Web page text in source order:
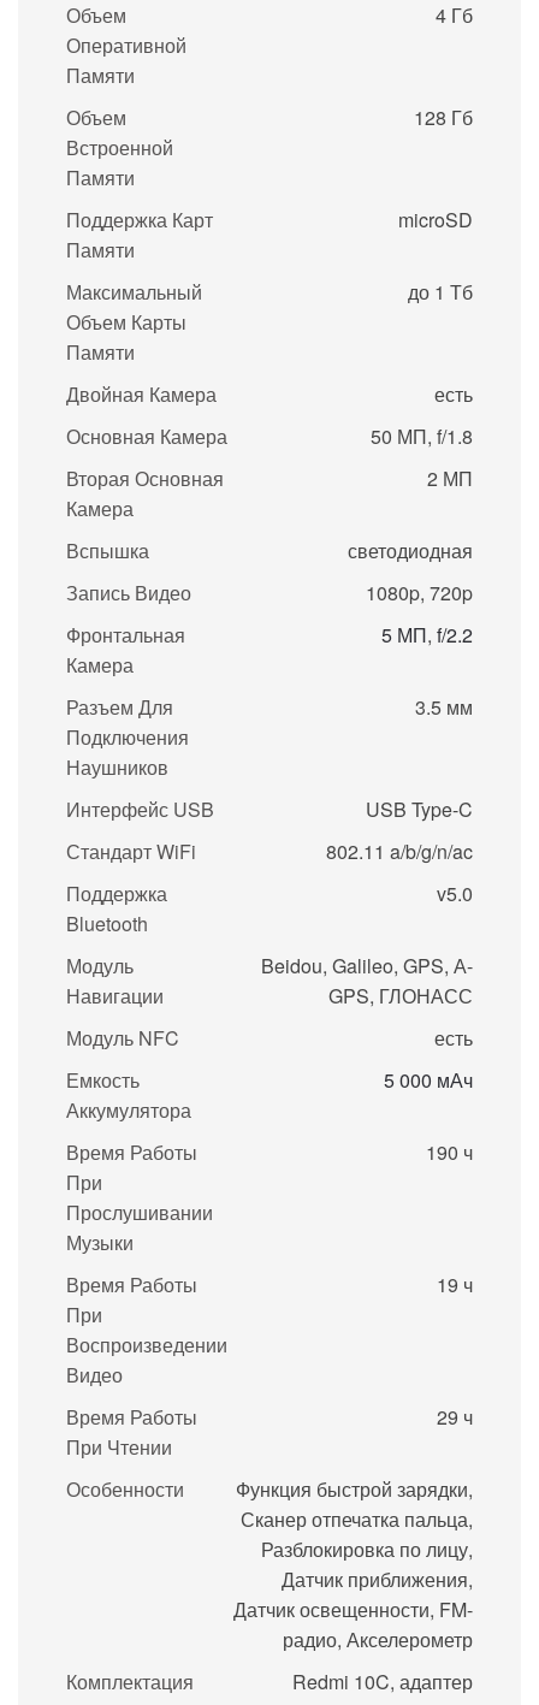
Объем
Оперативной
Памяти
4 Гб
Объем
Встроенной
Памяти
128 Гб
Поддержка Карт
Памяти
microSD
Максимальный
Объем Карты
Памяти
до 1 Тб
Двойная Камера
есть
Основная Камера
50 МП, f/1.8
Вторая Основная
Камера
2 МП
Вспышка
светодиодная
Запись Видео
1080p, 720p
Фронтальная
Камера
5 МП, f/2.2
Разъем Для
Подключения
Наушников
3.5 мм
Интерфейс USB
USB Type-C
Стандарт WiFi
802.11 a/b/g/n/ac
Поддержка
Bluetooth
v5.0
Модуль
Навигации
Beidou, Galileo, GPS, А-
GPS, ГЛОНАСС
Модуль NFC
есть
Емкость
Аккумулятора
5 000 мАч
Время Работы
При
Прослушивании
Музыки
190 ч
Время Работы
При
Воспроизведении
Видео
19 ч
Время Работы
При Чтении
29 ч
Особенности
Функция быстрой зарядки,
Сканер отпечатка пальца,
Разблокировка по лицу,
Датчик приближения,
Датчик освещенности, FM-
радио, Акселерометр
Комплектация
Redmi 10C, адаптер